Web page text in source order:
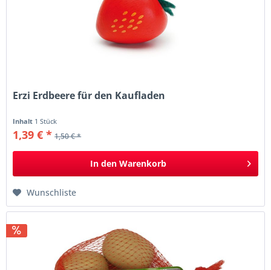
Erzi Erdbeere für den Kaufladen
Inhalt 1 Stück
1,39 € * 1,50 € *
In den Warenkorb
Wunschliste